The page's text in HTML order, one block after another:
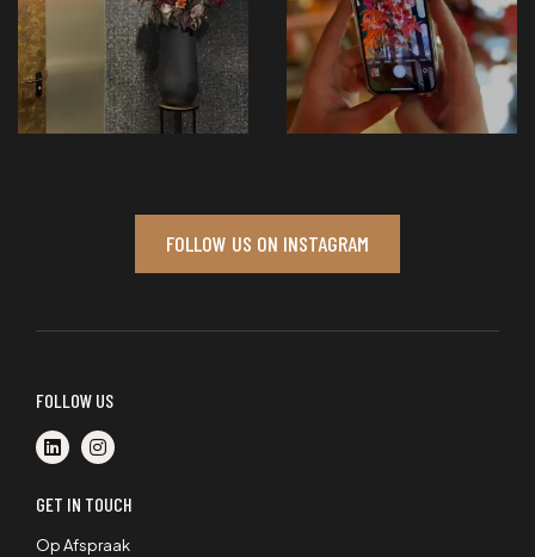
FOLLOW US ON INSTAGRAM
FOLLOW US
GET IN TOUCH
Op Afspraak